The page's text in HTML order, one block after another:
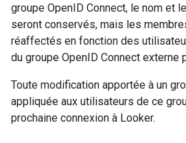
groupe OpenID Connect, le nom et
seront conservés, mais les
réaffectés en fonction des
du groupe OpenID Connect externe
Toute modification apportée à un
appliquée aux utilisateurs de ce
prochaine connexion à Looker.